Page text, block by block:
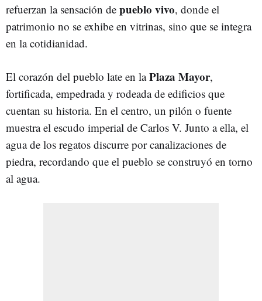
refuerzan la sensación de pueblo vivo, donde el
patrimonio no se exhibe en vitrinas, sino que se integra
en la cotidianidad.
El corazón del pueblo late en laPlaza Mayor,
fortificada, empedrada y rodeada de edificios que
cuentan su historia. En el centro, un pilón o fuente
muestra el escudo imperial de Carlos V. Junto a ella, el
agua de los regatos discurre por canalizaciones de
piedra, recordando que el pueblo se construyó en torno
al agua.